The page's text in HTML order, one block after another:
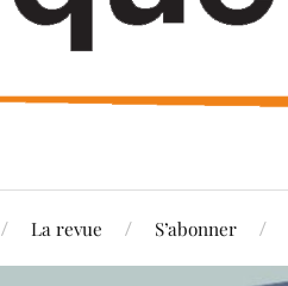
La revue S’abonner